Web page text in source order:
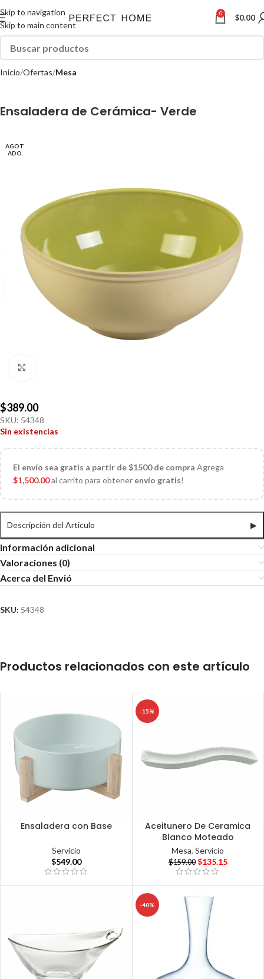
Skip to navigation
Skip to main content
0 $0.00
Inicio Ofertas Mesa
Ensaladera de Cerámica- Verde
AGOT
ADO
$389.00
SKU: 54348
Sin existencias
El envío sea gratis a partir de $1500 de compra Agrega
$1,500.00al carrito para obtener envío gratis!
Descripción del Articulo ▶
Información adicional
Valoraciones (0)
Acerca del Envió
SKU: 54348
Productos relacionados con este artículo
Ensaladera con Base
Servicio
$549.00
-15%
Aceitunero De Ceramica
Blanco Moteado
Mesa,Servicio
$159.00 $135.15
-40%